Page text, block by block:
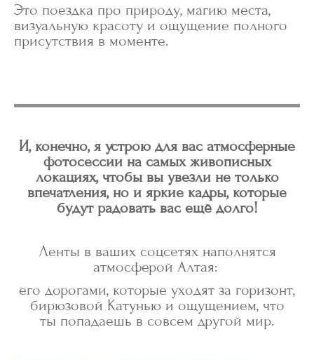
Это поездка про природу, магию места,
визуальную красоту и ощущение полного
присутствия в моменте.
И, конечно, я устрою для вас атмосферные
фотосессии на самых живописных
локациях, чтобы вы увезли не только
впечатления, но и яркие кадры, которые
будут радовать вас ещё долго!
Ленты в ваших соцсетях наполнятся
атмосферой Алтая:
его дорогами, которые уходят за горизонт,
бирюзовой Катунью и ощущением, что
ты попадаешь в совсем другой мир.